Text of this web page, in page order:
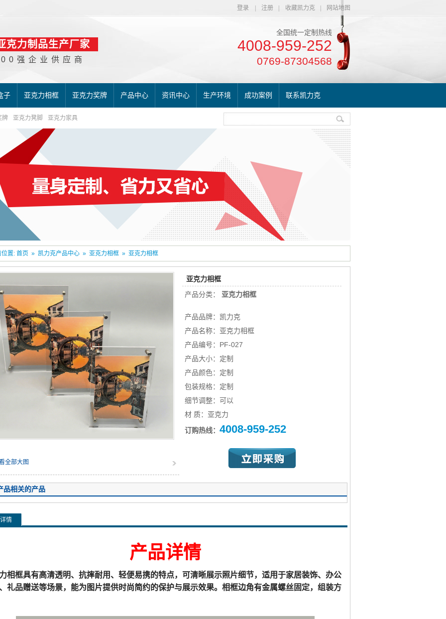
登录 注册 收藏凯力克 网站地图
克力制品生产厂家
强企业供应商
全国统一定制热线
4008-959-252
0769-87304568
子 亚克力相框 亚克力奖牌 产品中心 资讯中心 生产环境 成功案例 联系凯力克
牌 亚克力凳脚 亚克力家具
位置: 首页 » 凯力克产品中心 » 亚克力相框 » 亚克力相框
全部大图
亚克力相框
产品分类： 亚克力相框
产品品牌：凯力克
产品名称：亚克力相框
产品编号：PF-027
产品大小：定制
产品颜色：定制
包装规格：定制
细节调整：可以
材 质：亚克力
订购热线： 4008-959-252
品相关的产品
情
产品详情
相框具有高清透明、抗摔耐用、轻便易携的特点，可清晰展示照片细节，适用于家居装饰、办公
礼品赠送等场景，能为图片提供时尚简约的保护与展示效果。 相框边角有金属螺丝固定，组装方